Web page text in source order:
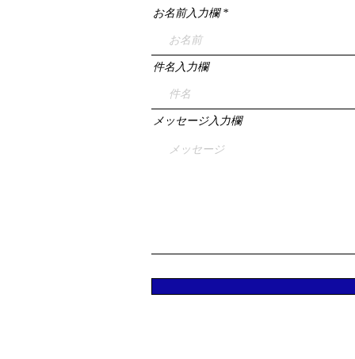
お名前入力欄
件名入力欄
メッセージ入力欄